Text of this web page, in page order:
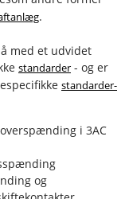
.
med et udvidet
standarder - og er
standarder-
i 3AC
og